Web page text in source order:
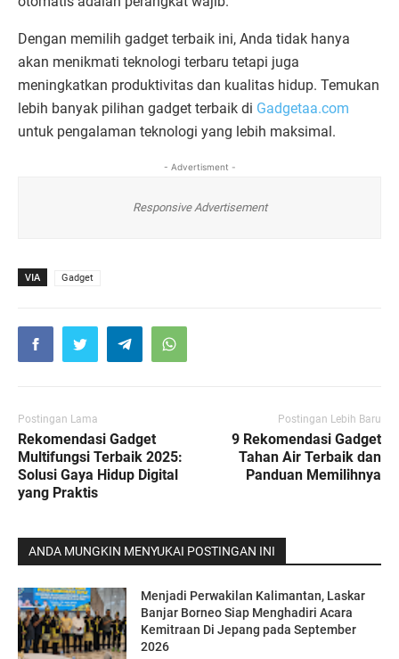
Dengan memilih gadget terbaik ini, Anda tidak hanya
akan menikmati teknologi terbaru tetapi juga
meningkatkan produktivitas dan kualitas hidup. Temukan
lebih banyak pilihan gadget terbaik di Gadgetaa.com
untuk pengalaman teknologi yang lebih maksimal.
- Advertisment -
Responsive Advertisement
VIA Gadget
Postingan Lama
Rekomendasi Gadget
Multifungsi Terbaik 2025:
Solusi Gaya Hidup Digital
yang Praktis
Postingan Lebih Baru
9 Rekomendasi Gadget
Tahan Air Terbaik dan
Panduan Memilihnya
ANDA MUNGKIN MENYUKAI POSTINGAN INI
Menjadi Perwakilan Kalimantan, Laskar
Banjar Borneo Siap Menghadiri Acara
Kemitraan Di Jepang pada September
2026